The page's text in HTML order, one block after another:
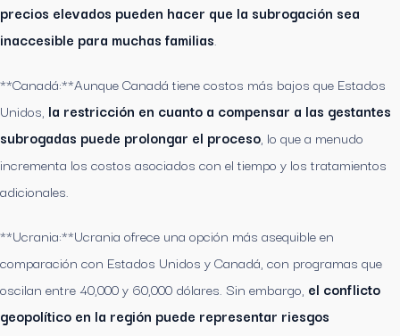
precios elevados pueden hacer que la subrogación sea
inaccesible para muchas familias.
**Canadá:**Aunque Canadá tiene costos más bajos que Estados
Unidos, la restricción en cuanto a compensar a las gestantes
subrogadas puede prolongar el proceso, lo que a menudo
incrementa los costos asociados con el tiempo y los tratamientos
adicionales.
**Ucrania:**Ucrania ofrece una opción más asequible en
comparación con Estados Unidos y Canadá, con programas que
oscilan entre 40,000 y 60,000 dólares. Sin embargo, el conflicto
geopolítico en la región puede representar riesgos